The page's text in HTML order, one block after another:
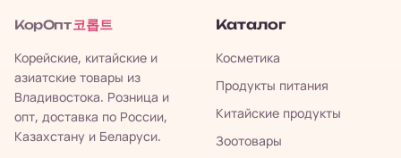
КорОпт 코롭트
Корейские, китайские и
азиатские товары из
Владивостока. Розница и
опт, доставка по России,
Казахстану и Беларуси.
Каталог
Косметика
Продукты питания
Китайские продукты
Зоотовары